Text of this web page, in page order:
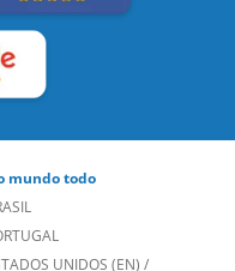
mundo todo